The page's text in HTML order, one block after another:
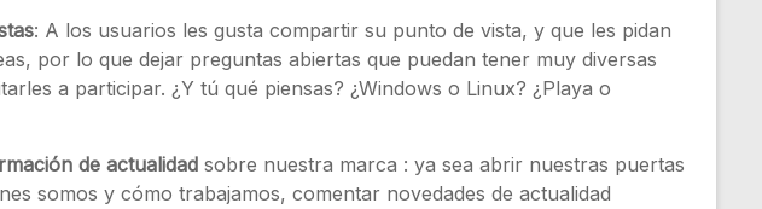
: A los usuarios les gusta compartir su punto de vista, y que les pidan
por lo que dejar preguntas abiertas que puedan tener muy diversas
a participar. ¿Y tú qué piensas? ¿Windows o Linux? ¿Playa o
de actualidad sobre nuestra marca : ya sea abrir nuestras puertas
somos y cómo trabajamos, comentar novedades de actualidad